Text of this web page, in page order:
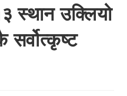
स्थान उक्लियो